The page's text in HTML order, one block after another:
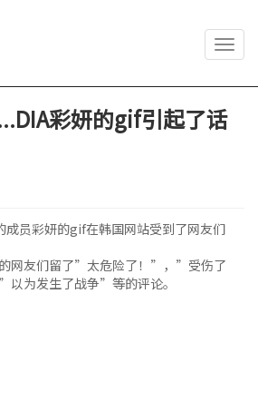
彩妍的gif引起了话
成员彩妍的gif在韩国网站受到了网友们
网友们留了”太危险了！”，”受伤了
为发生了战争”等的评论。